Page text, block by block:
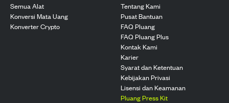
Semua Alat
Konversi Mata Uang
Konverter Crypto
Tentang Kami
Pusat Bantuan
FAQ Pluang
FAQ Pluang Plus
Kontak Kami
Karier
Syarat dan Ketentuan
Kebijakan Privasi
Lisensi dan Keamanan
Pluang Press Kit